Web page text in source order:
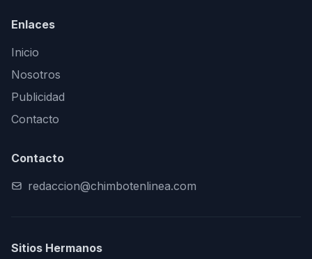
Enlaces
Inicio
Nosotros
Publicidad
Contacto
Contacto
redaccion@chimbotenlinea.com
Sitios Hermanos